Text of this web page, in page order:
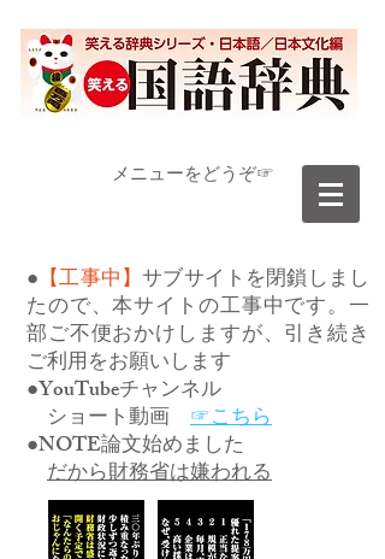
​メニューをどうぞ☞
● 【工事中】サブサイトを閉鎖しまし
たので、本サイトの工事中です。一
部ご不便おかけしますが、引き続き
ご利用をお願いします
●YouTubeチャンネル
ショート動画 ☞こちら
●NOTE論文始めました
だから財務省は嫌われる